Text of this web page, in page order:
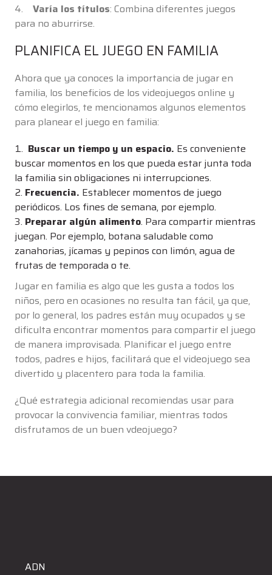
4. Varía los títulos: Combina diferentes juegos
para no aburrirse.
PLANIFICA EL JUEGO EN FAMILIA
Ahora que ya conoces la importancia de jugar en
familia, los beneficios de los videojuegos online y
cómo elegirlos, te mencionamos algunos elementos
para planear el juego en familia:
Buscar un tiempo y un espacio. Es conveniente
buscar momentos en los que pueda estar junta toda
la familia sin obligaciones ni interrupciones.
Frecuencia. Establecer momentos de juego
periódicos. Los fines de semana, por ejemplo.
Preparar algún alimento. Para compartir mientras
juegan. Por ejemplo, botana saludable como
zanahorias, jícamas y pepinos con limón, agua de
frutas de temporada o te.
Jugar en familia es algo que les gusta a todos los
niños, pero en ocasiones no resulta tan fácil, ya que,
por lo general, los padres están muy ocupados y se
dificulta encontrar momentos para compartir el juego
de manera improvisada. Planificar el juego entre
todos, padres e hijos, facilitará que el videojuego sea
divertido y placentero para toda la familia.
¿Qué estrategia adicional recomiendas usar para
provocar la convivencia familiar, mientras todos
disfrutamos de un buen vdeojuego?
ADN